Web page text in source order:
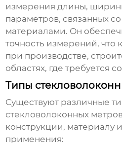
измерения длины,
параметров, связанных
материалами. Он
точность измерений, что
при производстве,
областях, где требуется
Типы
Существуют различные
стекловолоконных
конструкции, материалу
применения: